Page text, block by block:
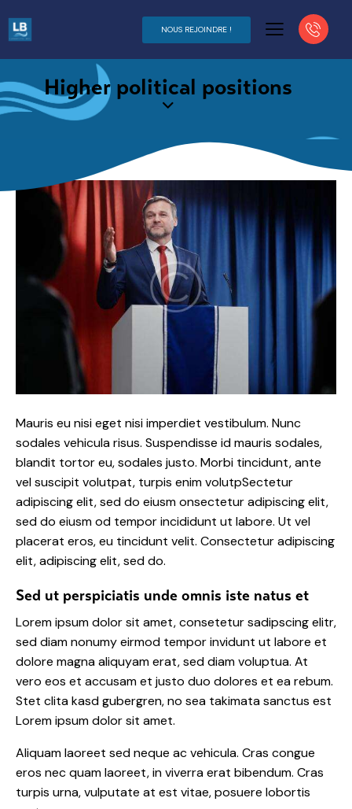
NOUS REJOINDRE !
Higher political positions
Mauris eu nisi eget nisi imperdiet vestibulum. Nunc
sodales vehicula risus. Suspendisse id mauris sodales,
blandit tortor eu, sodales justo. Morbi tincidunt, ante
vel suscipit volutpat, turpis enim volutpSectetur
adipiscing elit, sed do eiusm onsectetur adipiscing elit,
sed do eiusm od tempor incididunt ut labore. Ut vel
placerat eros, eu tincidunt velit. Consectetur adipiscing
elit, adipiscing elit, sed do.
Sed ut perspiciatis unde omnis iste natus et
Lorem ipsum dolor sit amet, consetetur sadipscing elitr,
sed diam nonumy eirmod tempor invidunt ut labore et
dolore magna aliquyam erat, sed diam voluptua. At
vero eos et accusam et justo duo dolores et ea rebum.
Stet clita kasd gubergren, no sea takimata sanctus est
Lorem ipsum dolor sit amet.
Aliquam laoreet sed neque ac vehicula. Cras congue
eros nec quam laoreet, in viverra erat bibendum. Cras
turpis urna, vulputate at est vitae, posuere lobortis